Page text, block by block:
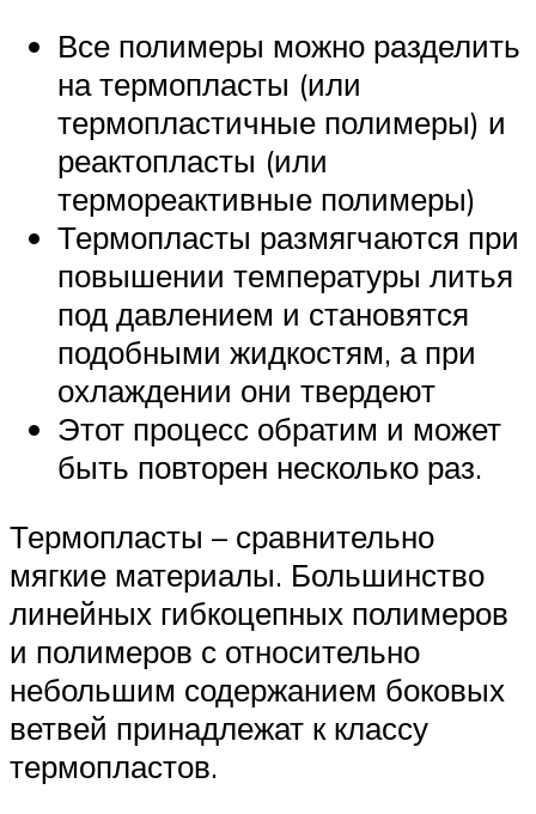
Все полимеры можно разделить
на термопласты (или
термопластичные полимеры) и
реактопласты (или
термореактивные полимеры)
Термопласты размягчаются при
повышении температуры литья
под давлением и становятся
подобными жидкостям, а при
охлаждении они твердеют
Этот процесс обратим и может
быть повторен несколько раз.
Термопласты – сравнительно
мягкие материалы. Большинство
линейных гибкоцепных полимеров
и полимеров с относительно
небольшим содержанием боковых
ветвей принадлежат к классу
термопластов.